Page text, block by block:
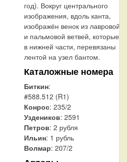
год). Вокруг центрального
изображения, вдоль канта,
изображён венок из лавровой
и пальмовой ветвей, которые,
в нижней части, перевязаны
лентой на узел бантом.
Каталожные номера
Биткин:
#588.512 (R1)
Конрос: 235/2
Уздеников: 2591
Петров: 2 рубля
Ильин: 1 рубль
Волмар: 207/2